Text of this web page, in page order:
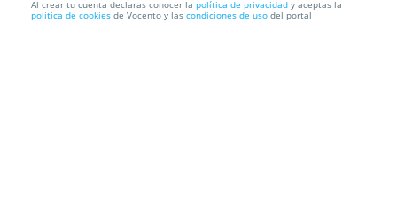
Menopausia sin límites: redescubre tu vitalidad
Al crear tu cuenta declaras conocer la política de privacidad y aceptas la
política de cookies de Vocento y las condiciones de uso del portal